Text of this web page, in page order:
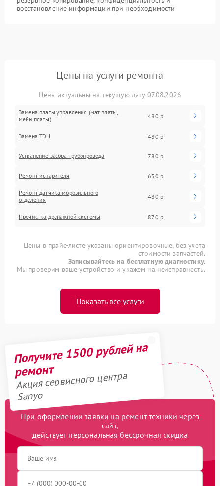
восстановление информации при необходимости
Цены на услуги ремонта
Цены актуальны на текущую дату 07.08.2026
Замена платы управления (мат.платы,
мейн платы)
480 р
Замена ТЭН 480 р
Устранение засора трубопровода 780 р
Ремонт испарителя 630 р
Ремонт датчика морозильного
отделения
480 р
Прочистка дренажной системы 870 р
Цены в прайс-листе указаны ориентировочные, без учета
стоимости запчастей.
Записывайтесь на бесплатную диагностику.
Мы проверим ваше устройство и укажем на неисправность.
Показать все услуги
Получите 1500 рублей на
ремонт
Акция сервисного центра
Sanyo
При оформлении заявки на ремонт техники через
сайт,
действует персональная бессрочная скидка